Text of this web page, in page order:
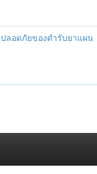
ลอดภัยของตำรับยาแผน